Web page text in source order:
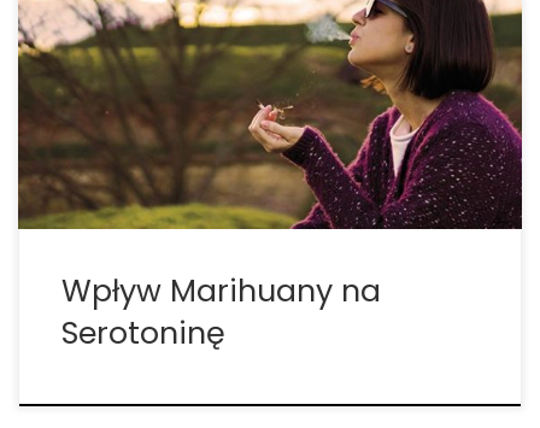
endokannabinoidowym a układem serotoninowym
są dość znaczące i marihuana może mieć
bezpośredni wpływ na poziom serotoniny w mózgu.
Odkrycia te mogą mieć ogromny wpływ na leczenie
zarówno stanów lękowych jak i depresji. • Co […]
Wpływ Marihuany na
Serotoninę